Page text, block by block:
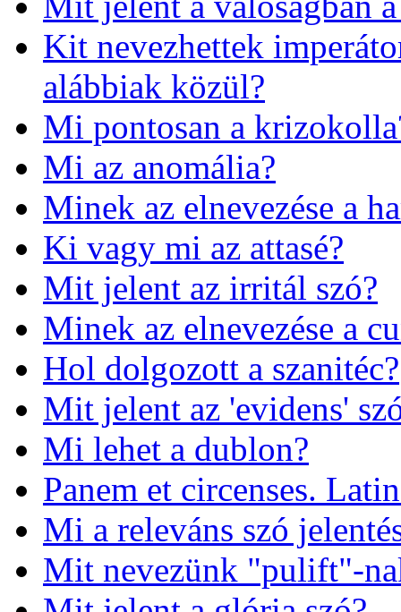
Kit nevezhettek
alábbiak közül?
Mi pontosan a
Mi az anomália?
Minek az elnevezése a
Ki vagy mi az attasé?
Mit jelent az irritál szó?
Minek az elnevezése a
Hol dolgozott a szanitéc?
Mit jelent az 'evidens'
Mi lehet a dublon?
Panem et circenses.
Mi a releváns szó
Mit nevezünk "pulift"-